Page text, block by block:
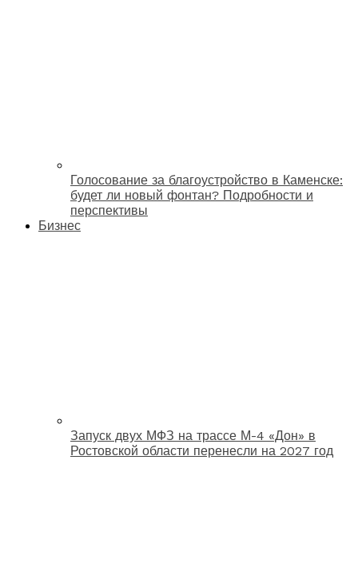
Голосование за благоустройство в Каменске:
будет ли новый фонтан? Подробности и
перспективы
Бизнес
Запуск двух МФЗ на трассе М-4 «Дон» в
Ростовской области перенесли на 2027 год